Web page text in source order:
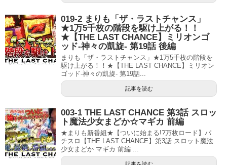
019-2 まりも「ザ・ラストチャンス」
★1万5千枚の階段を駆け上がる！！
★【THE LAST CHANCE】ミリオンゴ
ッド-神々の凱旋- 第19話 後編
まりも「ザ・ラストチャンス」★1万5千枚の階段を
駆け上がる！！★【THE LAST CHANCE】ミリオン
ゴッド-神々の凱旋- 第19話...
記事を読む
003-1 THE LAST CHANCE 第3話 スロッ
ト魔法少女まどか☆マギカ 前編
★まりも新番組★【ついに始まる!?万枚ロード】パ
チスロ【THE LAST CHANCE】第3話 スロット魔法
少女まどか マギカ 前編 ...